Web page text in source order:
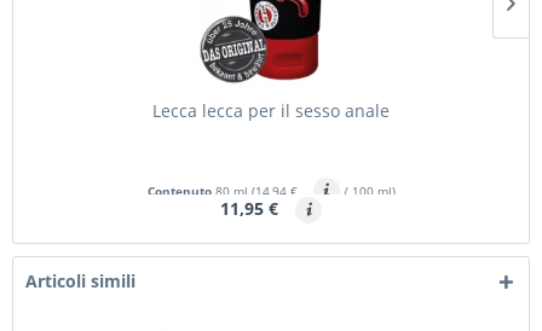
Lecca lecca per il sesso anale
Contenuto 80 ml (14,94 € / 100 ml)
11,95 €
Articoli simili